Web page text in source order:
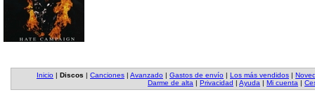
Inicio | Discos | Canciones | Avanzado | Gastos de envío | Los más vendidos |
Darme de alta | Privacidad | Ayuda | Mi cuenta |